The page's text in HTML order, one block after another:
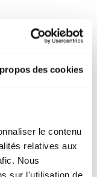
des cookies
le contenu
relatives aux
Nous
sur l'utilisation de